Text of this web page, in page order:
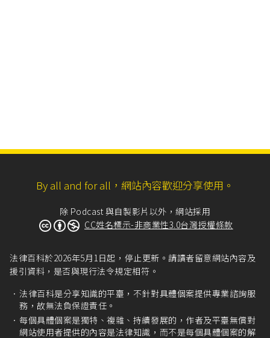
By all and for all，網站內容歡迎分享使用。
除 Podcast 與自製影片以外，網站採用
CC姓名標示-非商業性3.0台灣授權條款
法律百科於2026年5月1日起，停止更新。請讀者留意網站內容及
援引資料，是否與現行法令規定相符。
法律百科是分享知識的平臺，不針對具體個案提供專業諮詢服
務，故無法負保證責任。
每個具體個案是獨特、複雜、持續發展的，作者及平臺無償對
網站使用者提供的內容是法律知識，而不是每個具體個案的解